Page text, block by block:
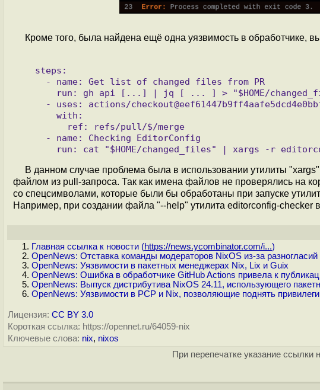
Кроме того, была найдена ещё одна уязвимость в обработчике,
В данном случае проблема была в использовании утилиты
файлом из pull-запроса. Так как имена файлов не проверялись на
со спецсимволами, которые были бы обработаны при запуске
Например, при создании файла "--help" утилита editorconfig-
Главная ссылка к новости (https://news.ycombinator.com/i...)
OpenNews: Отставка команды модераторов NixOS из-за
OpenNews: Уязвимости в пакетных менеджерах Nix, Lix и Guix
OpenNews: Ошибка в обработчике GitHub Actions привела к
OpenNews: Выпуск дистрибутива NixOS 24.11, использующего
OpenNews: Уязвимости в PCP и Nix, позволяющие поднять
Лицензия: CC BY 3.0
Короткая ссылка: https://opennet.ru/64059-nix
Ключевые слова: nix, nixos
При перепечатке указание ссылки